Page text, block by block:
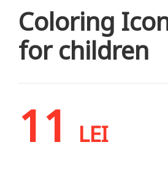
Coloring
for children
11 LEI